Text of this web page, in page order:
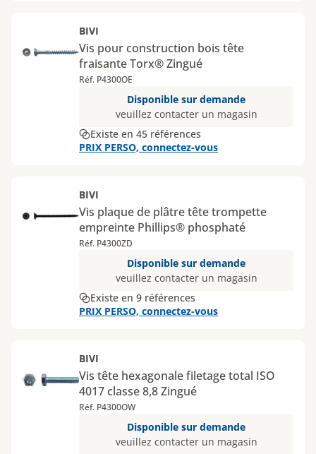
BIVI
Vis pour construction bois tête
fraisante Torx® Zingué
Réf. P4300OE
Disponible sur demande
veuillez contacter un magasin
Existe en 45 références
PRIX PERSO, connectez-vous
BIVI
Vis plaque de plâtre tête trompette
empreinte Phillips® phosphaté
Réf. P4300ZD
Disponible sur demande
veuillez contacter un magasin
Existe en 9 références
PRIX PERSO, connectez-vous
BIVI
Vis tête hexagonale filetage total ISO
4017 classe 8,8 Zingué
Réf. P4300OW
Disponible sur demande
veuillez contacter un magasin